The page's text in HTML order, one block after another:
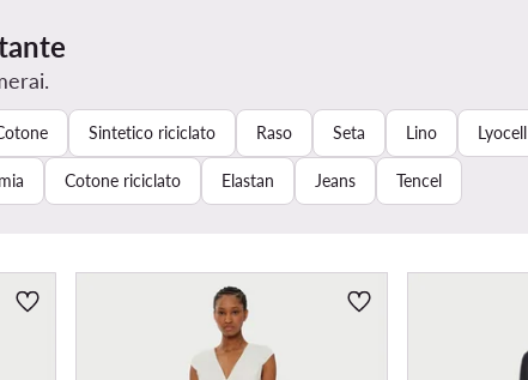
Sintetico riciclato Raso Seta Lino Lyocell
Cotone riciclato Elastan Jeans Tencel